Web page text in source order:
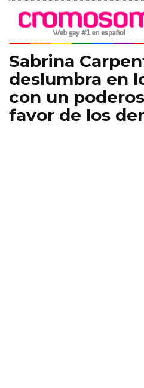
Sabrina
deslumbra en
con un
favor de los